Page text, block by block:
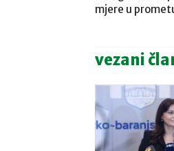
mjere u
vezani